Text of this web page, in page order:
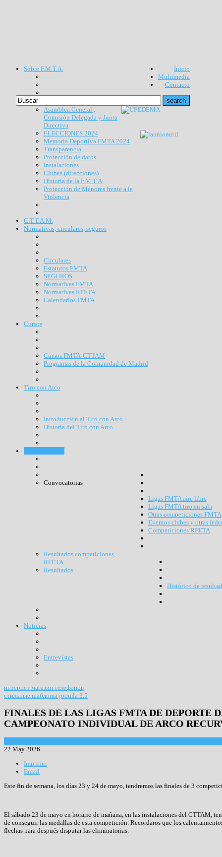
Inicio
Multimedia
Contacto
Sobre F.M.T.A.
Asamblea General ,
Comisión Delegada y Junta
Directiva
ELECCIONES 2024
Memoria Deportiva FMTA 2024
Transparencia
Protección de datos
Instalaciones
Clubes (direcciones)
Historia de la F.M.T.A.
Protección de Menores frente a la
Violencia
C.T.T.A.M.
Normativas, circulares, seguros
Circulares
Estatutos FMTA
SEGUROS
Normativas FMTA
Normativas RFETA
Calendarios FMTA
Cursos
Cursos FMTA-CTTAM
Programas de la Comunidad de Madrid
Tiro con Arco
Introducción al Tiro con Arco
Historia del Tiro con Arco
Convocatorias
Ligas FMTA aire libre
Ligas FMTA tiro en sala
Otras competiciones FMTA
Eventos clubes y otras
Competiciones RFETA
Resultados competiciones
RFETA
Resultados
Histórico de
Noticias
Entrevistas
интернет магазин телефонов
стильные шаблоны joomla 3.5
FINALES DE LAS LIGAS FMTA DE DEPORTE
CAMPEONATO INDIVIDUAL DE ARCO
22 May 2026
Imprimir
Email
Este fin de semana, los días 23 y 24 de mayo, tendremos las finales de 3
El sábado 23 de mayo en horario de mañana, en las instalaciones del CTTAM,
de conseguir las medallas de esta competición. Recordaros que los
flechas para después disputar las eliminatorias.